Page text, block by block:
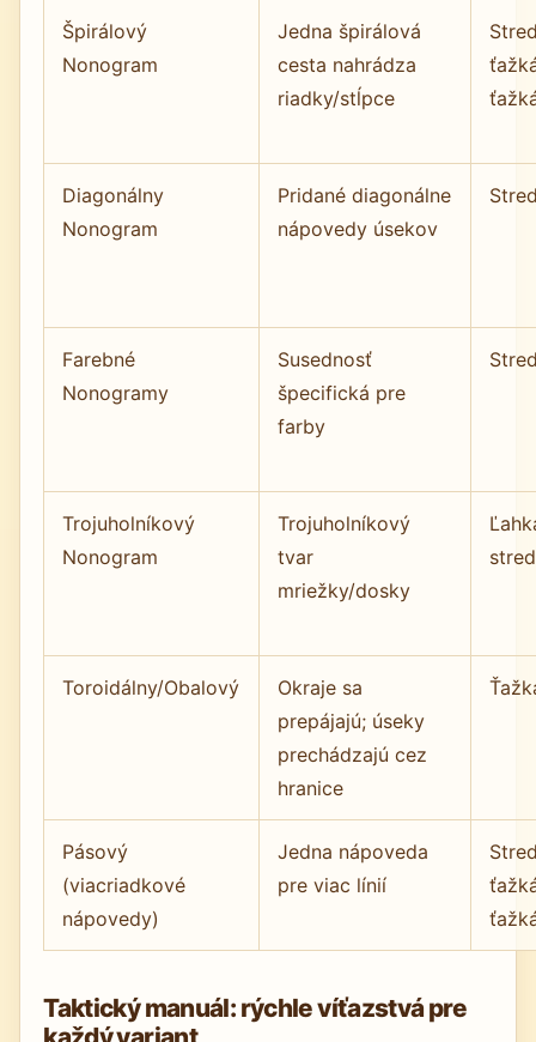
Špirálový
Nonogram
Jedna špirálová
cesta nahrádza
riadky/stĺpce
Diagonálny
Nonogram
Pridané diagonálne
nápovedy úsekov
Farebné
Nonogramy
Susednosť
špecifická pre
farby
Trojuholníkový
Nonogram
Trojuholníkový
tvar
mriežky/dosky
Toroidálny/Obalový
Okraje sa
prepájajú; úseky
prechádzajú cez
hranice
Pásový
(viacriadkové
nápovedy)
Jedna nápoveda
pre viac línií
Taktický manuál: rýchle víťazstvá pre